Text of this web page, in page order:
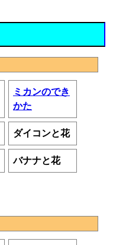
ミカンのでき
かた
ダイコンと花
バナナと花